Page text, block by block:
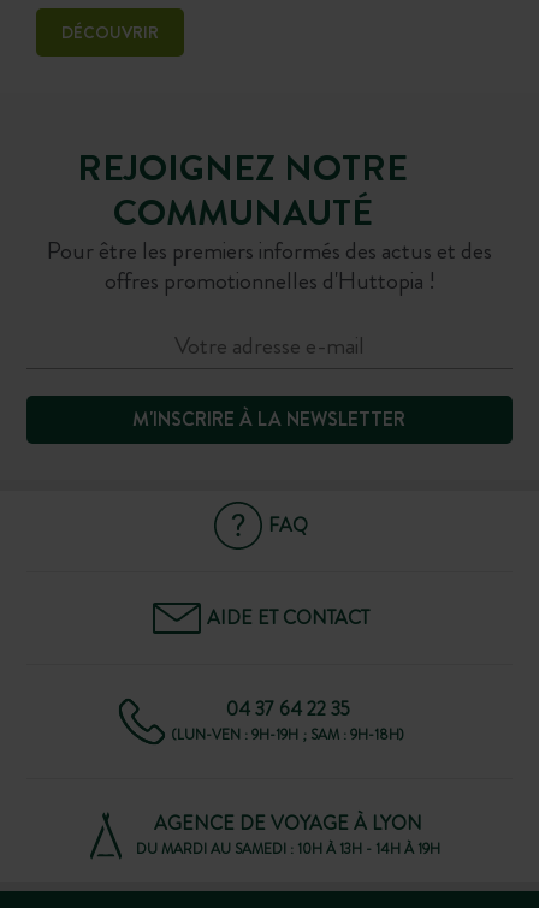
DÉCOUVRIR
REJOIGNEZ NOTRE
COMMUNAUTÉ
Pour être les premiers informés des actus et des
offres promotionnelles d'Huttopia !
M'INSCRIRE À LA NEWSLETTER
FAQ
AIDE ET CONTACT
04 37 64 22 35
(LUN-VEN : 9H-19H ; SAM : 9H-18H)
AGENCE DE VOYAGE À LYON
DU MARDI AU SAMEDI : 10H À 13H - 14H À 19H